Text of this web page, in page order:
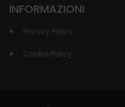
INFORMAZIONI
Privacy Policy
Cookie Policy